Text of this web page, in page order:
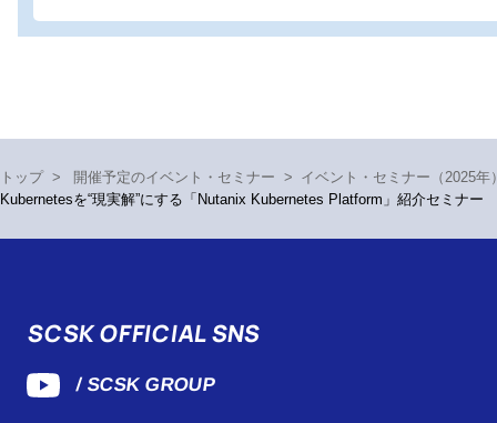
トップ > 開催予定のイベント・セミナー >
イベント・セミナー（2025年
Kubernetesを“現実解”にする「Nutanix Kubernetes Platform」紹介セミナー
SCSK OFFICIAL SNS
/ SCSK GROUP